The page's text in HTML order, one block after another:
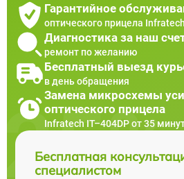
Гарантийное
оптического прицела
Диагностика за наш
ремонт по желанию
Бесплатный выезд
в день обращения
Замена микросхемы
оптического прицела
Infratech IT–404DP от 35
Бесплатная
специалистом